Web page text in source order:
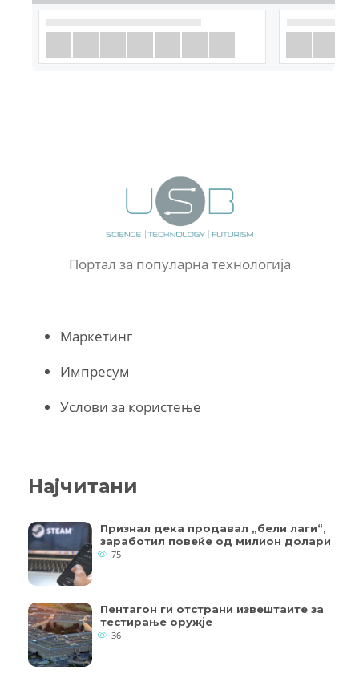
Портал за популарна технологија
Маркетинг
Импресум
Услови за користење
Најчитани
Признал дека продавал „бели лаги“,
заработил повеќе од милион долари
75
Пентагон ги отстрани извештаите за
тестирање оружје
36